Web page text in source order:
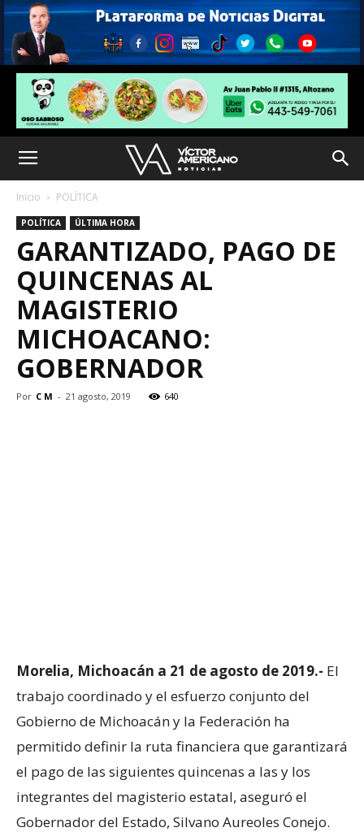
Inicio POLÍTICA
POLÍTICA ÚLTIMA HORA
GARANTIZADO, PAGO DE
QUINCENAS AL
MAGISTERIO
MICHOACANO:
GOBERNADOR
Por C M - 21 agosto, 2019 640
Morelia, Michoacán a 21 de agosto de 2019.- El
trabajo coordinado y el esfuerzo conjunto del
Gobierno de Michoacán y la Federación ha
permitido definir la ruta financiera que garantizará
el pago de las siguientes quincenas a las y los
integrantes del magisterio estatal, aseguró el
Gobernador del Estado, Silvano Aureoles Conejo.